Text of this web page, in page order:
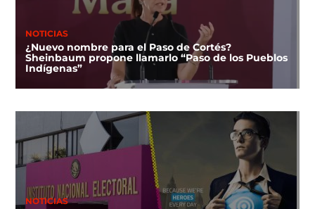
NOTICIAS
¿Nuevo nombre para el Paso de Cortés?
Sheinbaum propone llamarlo “Paso de los Pueblos
Indígenas”
NOTICIAS